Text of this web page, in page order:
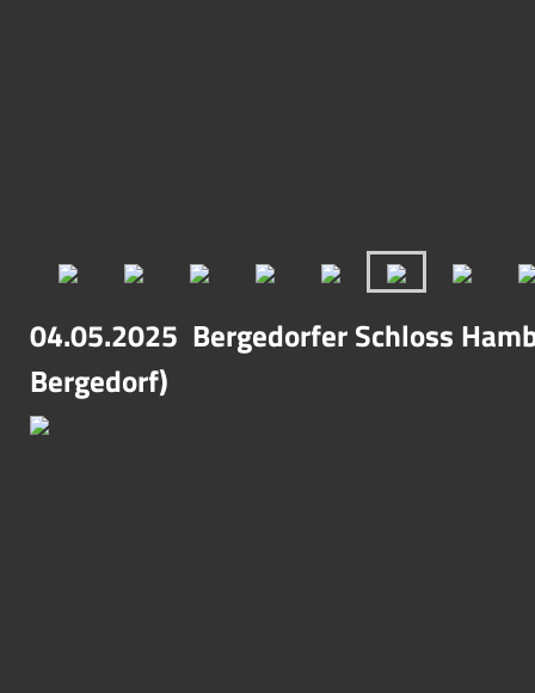
04.05.2025 Bergedorfer Schloss
Bergedorf)